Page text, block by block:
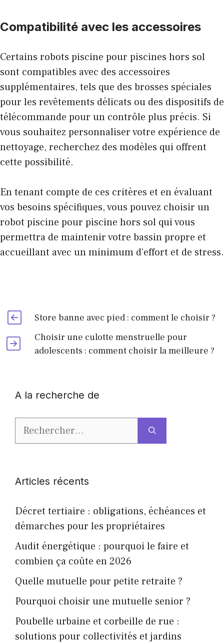
Compatibilité avec les accessoires
Certains robots piscine pour piscines hors sol
sont compatibles avec des accessoires
supplémentaires, tels que des brosses spéciales
pour les revêtements délicats ou des dispositifs de
télécommande pour un contrôle plus précis. Si
vous souhaitez personnaliser votre expérience de
nettoyage, recherchez des modèles qui offrent
cette possibilité.
En tenant compte de ces critères et en évaluant
vos besoins spécifiques, vous pouvez choisir un
robot piscine pour piscine hors sol qui vous
permettra de maintenir votre bassin propre et
accueillant avec un minimum d’effort et de stress.
Store banne avec pied : comment le choisir ?
Choisir une culotte menstruelle pour
adolescents : comment choisir la meilleure ?
A la recherche de
Rechercher :
Articles récents
Décret tertiaire : obligations, échéances et
démarches pour les propriétaires
Audit énergétique : pourquoi le faire et
combien ça coûte en 2026
Quelle mutuelle pour petite retraite ?
Pourquoi choisir une mutuelle senior ?
Poubelle urbaine et corbeille de rue :
solutions pour collectivités et jardins